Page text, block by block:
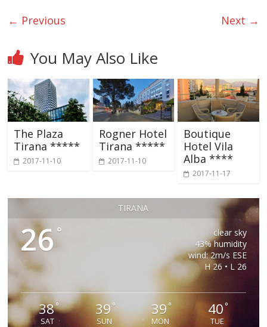
← Previous Next →
You May Also Like
The Plaza
Tirana *****
2017-11-10
Rogner Hotel
Tirana *****
2017-11-10
Boutique
Hotel Vila
Alba ****
2017-11-17
TIRANA
26°
clear sky
43% humidity
wind: 2m/s ESE
H 26 • L 26
38°
SAT
39°
SUN
39 °
MON
40°
TUE